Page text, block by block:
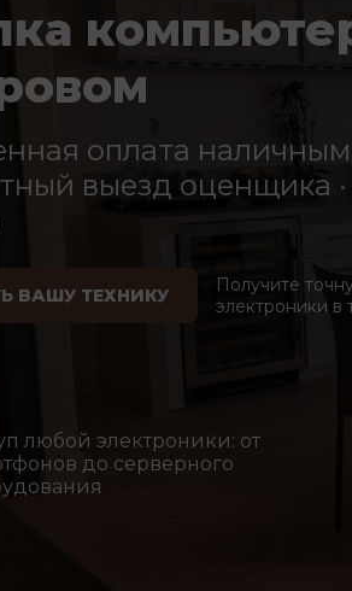
оплата
выезд оценщика
ВАШУ ТЕХНИКУ
Получите
электроники в
любой электроники: от
до серверного